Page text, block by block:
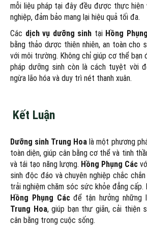
mỗi liệu pháp tại đây đều được thực
nghiệp, đảm bảo mang lại hiệu quả tối đa.
Các dịch vụ dưỡng sinh tại Hồng
bằng thảo dược thiên nhiên, an toàn cho
với môi trường. Không chỉ giúp cơ thể bạn
pháp dưỡng sinh còn là cách tuyệt vời
ngừa lão hóa và duy trì nét thanh xuân.
Kết Luận
Dưỡng sinh Trung Hoa là một phương
toàn diện, giúp cân bằng cơ thể và tinh
và tái tạo năng lượng. Hồng Phụng Các
sinh độc đáo và chuyên nghiệp chắc
trải nghiệm chăm sóc sức khỏe đẳng cấp.
Hồng Phụng Các để tận hưởng những
Trung Hoa, giúp bạn thư giãn, cải thiện
cân bằng trong cuộc sống.